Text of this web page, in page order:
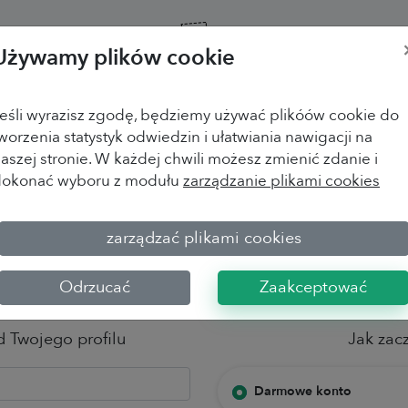
by zacząć przygode
Survey?
Utwórz konto
Twojego profilu Jak
Darmowe konto
plików cookie
wyrazisz zgodę, będziemy używać plikóów cookie do
statystyk odwiedzin i ułatwiania nawigacji na
stronie. W każdej chwili możesz zmienić zdanie i
wyboru z modułu zarządzanie plikami cookies
zarządzać plikami cookies
Odrzucać Zaakceptować